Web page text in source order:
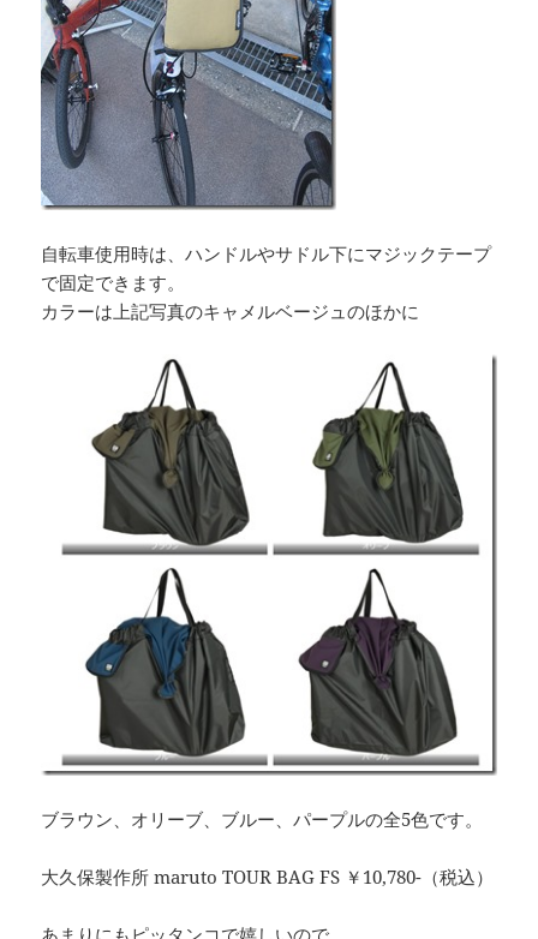
自転車使用時は、ハンドルやサドル下にマジックテープ
で固定できます。
カラーは上記写真のキャメルベージュのほかに
ブラウン、オリーブ、ブルー、パープルの全5色です。
大久保製作所 maruto TOUR BAG FS ￥10,780-（税込）